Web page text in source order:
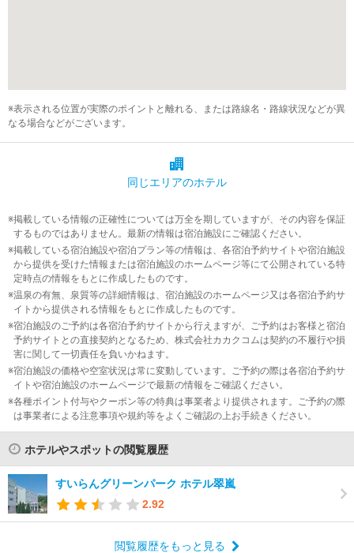
※表示される位置が実際のポイントと離れる、または路線名・路線状況などが異
なる場合などがございます。
同じエリアのホテル
掲載している情報の正確性については万全を期していますが、その内容を保証
するものではありません。最新の情報は宿泊施設にご確認ください。
掲載している宿泊施設や宿泊プラン等の情報は、各宿泊予約サイトや宿泊施設
から提供を受けた情報または宿泊施設のホームページ等にて公開されている特
定時点の情報をもとに作成したものです。
温泉の有無、泉質等の詳細情報は、宿泊施設のホームページ又は各宿泊予約サ
イトから提供される情報をもとに作成したものです。
宿泊施設のご予約は各宿泊予約サイトから行えますが、ご予約はお客様と宿泊
予約サイトとの直接契約となるため、株式会社カカクコムは契約の不履行や損
害に関して一切責任を負いかねます。
宿泊施設の価格や空室状況は常に変動しています。ご予約の際は各宿泊予約サ
イトや宿泊施設のホームページで最新の情報をご確認ください。
各種ポイント付与やクーポン等の特典は事業者より提供されます。ご予約の際
は事業者による注意事項や規約等をよくご確認の上お手続きください。
ホテルやスポットの閲覧履歴
すいらんグリーンパーク ホテル翠嵐
2.92
閲覧履歴をもっと見る